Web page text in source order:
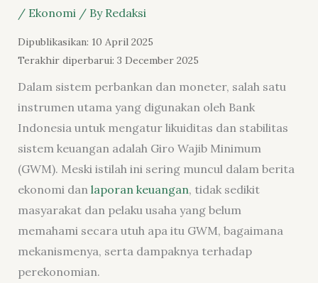
/ Ekonomi/ By Redaksi
Dipublikasikan: 10 April 2025
Terakhir diperbarui: 3 December 2025
Dalam sistem perbankan dan moneter, salah satu
instrumen utama yang digunakan oleh Bank
Indonesia untuk mengatur likuiditas dan stabilitas
sistem keuangan adalah Giro Wajib Minimum
(GWM). Meski istilah ini sering muncul dalam berita
ekonomi dan laporan keuangan, tidak sedikit
masyarakat dan pelaku usaha yang belum
memahami secara utuh apa itu GWM, bagaimana
mekanismenya, serta dampaknya terhadap
perekonomian.